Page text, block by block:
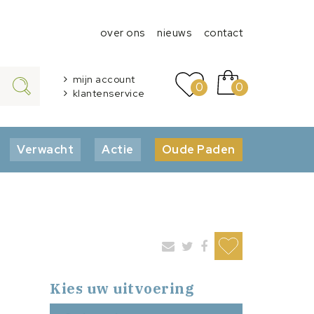
over ons nieuws contact
mijn account
klantenservice
0 0
Verwacht Actie Oude Paden
Kies uw uitvoering